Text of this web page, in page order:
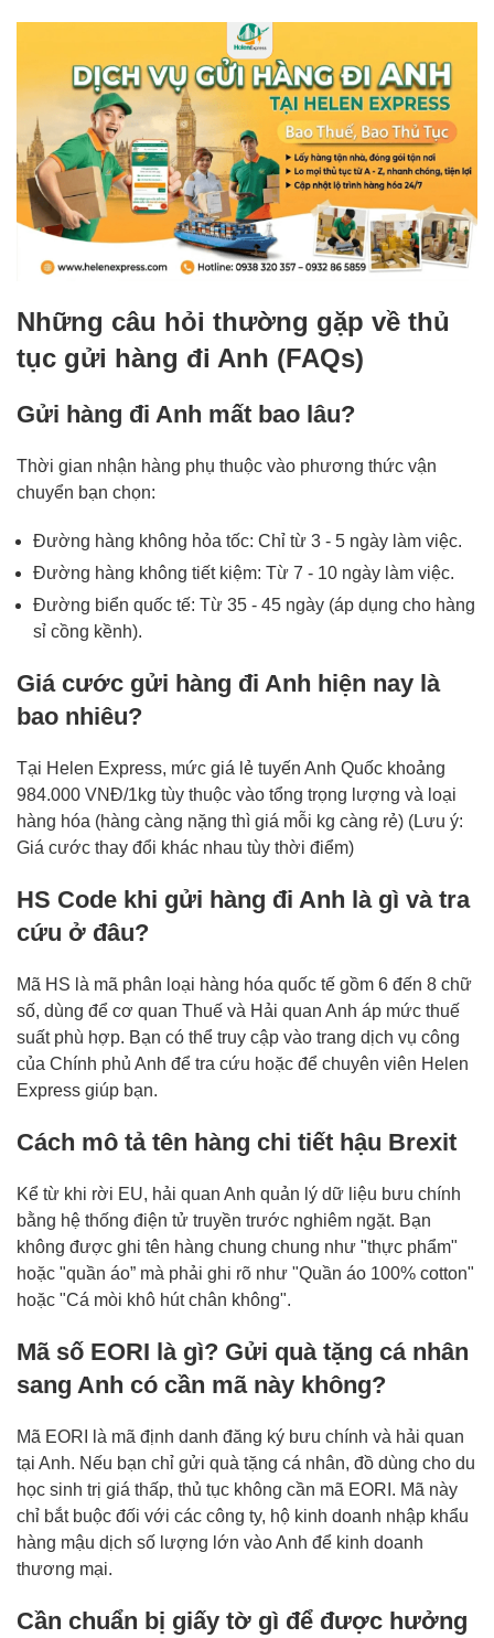
Những câu hỏi thường gặp về thủ
tục gửi hàng đi Anh (FAQs)
Gửi hàng đi Anh mất bao lâu?
Thời gian nhận hàng phụ thuộc vào phương thức vận
chuyển bạn chọn:
Đường hàng không hỏa tốc: Chỉ từ 3 - 5 ngày làm việc.
Đường hàng không tiết kiệm: Từ 7 - 10 ngày làm việc.
Đường biển quốc tế: Từ 35 - 45 ngày (áp dụng cho hàng
sỉ cồng kềnh).
Giá cước gửi hàng đi Anh hiện nay là
bao nhiêu?
Tại Helen Express, mức giá lẻ tuyến Anh Quốc khoảng
984.000 VNĐ/1kg tùy thuộc vào tổng trọng lượng và loại
hàng hóa (hàng càng nặng thì giá mỗi kg càng rẻ) (Lưu ý:
Giá cước thay đổi khác nhau tùy thời điểm)
HS Code khi gửi hàng đi Anh là gì và tra
cứu ở đâu?
Mã HS là mã phân loại hàng hóa quốc tế gồm 6 đến 8 chữ
số, dùng để cơ quan Thuế và Hải quan Anh áp mức thuế
suất phù hợp. Bạn có thể truy cập vào trang dịch vụ công
của Chính phủ Anh để tra cứu hoặc để chuyên viên Helen
Express giúp bạn.
Cách mô tả tên hàng chi tiết hậu Brexit
Kể từ khi rời EU, hải quan Anh quản lý dữ liệu bưu chính
bằng hệ thống điện tử truyền trước nghiêm ngặt. Bạn
không được ghi tên hàng chung chung như "thực phẩm"
hoặc "quần áo” mà phải ghi rõ như "Quần áo 100% cotton"
hoặc "Cá mòi khô hút chân không".
Mã số EORI là gì? Gửi quà tặng cá nhân
sang Anh có cần mã này không?
Mã EORI là mã định danh đăng ký bưu chính và hải quan
tại Anh. Nếu bạn chỉ gửi quà tặng cá nhân, đồ dùng cho du
học sinh trị giá thấp, thủ tục không cần mã EORI. Mã này
chỉ bắt buộc đối với các công ty, hộ kinh doanh nhập khẩu
hàng mậu dịch số lượng lớn vào Anh để kinh doanh
thương mại.
Cần chuẩn bị giấy tờ gì để được hưởng